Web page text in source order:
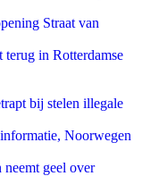
Straat van
in Rotterdamse
bij stelen illegale
Noorwegen
geel over